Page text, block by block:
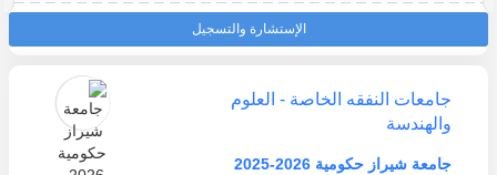
الإستشارة والتسجيل
جامعات النفقه الخاصة - العلوم
والهندسة
جامعة شيراز حكومية 2026-2025